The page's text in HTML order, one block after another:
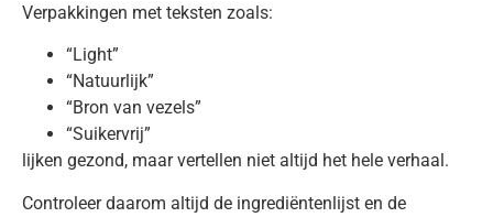
Verpakkingen met teksten zoals:
“Light”
“Natuurlijk”
“Bron van vezels”
“Suikervrij”
lijken gezond, maar vertellen niet altijd het hele verhaal.
Controleer daarom altijd de ingrediëntenlijst en de